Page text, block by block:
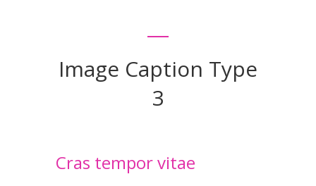
Image Caption Type
3
Cras tempor vitae